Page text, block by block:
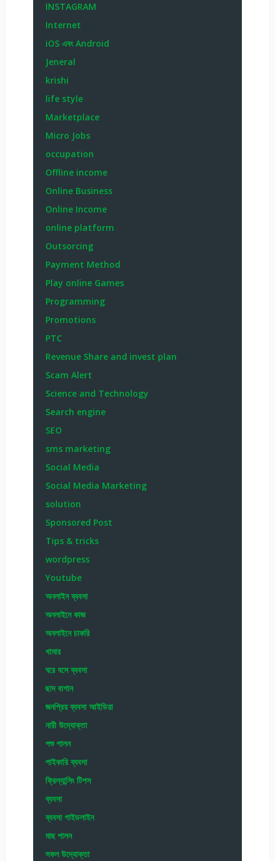
INSTAGRAM
Internet
iOS এবং Android
Jeneral
krishi
life style
Marketplace
Micro Jobs
occupation
Offline income
Online Business
Online Income
online platform
Outsorcing
Payment Method
Play online Games
Programming
Promotions
PTC
Revenue Share and invest plan
Scam Alert
Science and Technology
Search engine
SEO
sms marketing
Social Media
Social Media Marketing
solution
Sponsored Post
Tips & tricks
wordpress
Youtube
অনলাইন ব্যবসা
অনলাইনে কাজ
অনলাইনে চাকরি
খামার
ঘরে বসে ব্যবসা
ছাদ বাগান
জনপ্রিয় ব্যবসা আইডিয়া
নারী উদ্যোক্তা
পশু পালন
পাইকারি ব্যবসা
ফ্রিল্যান্সিং টিপস
ব্যবসা
ব্যবসা গাইডলাইন
মাছ পালন
সফল উদ্যোক্তা